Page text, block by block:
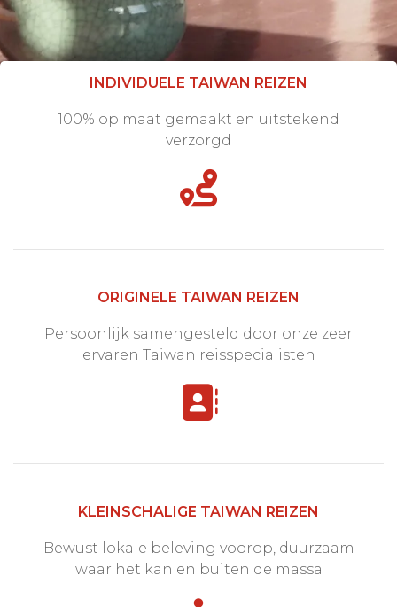
INDIVIDUELE TAIWAN REIZEN
100% op maat gemaakt en uitstekend
verzorgd
ORIGINELE TAIWAN REIZEN
Persoonlijk samengesteld door onze zeer
ervaren Taiwan reisspecialisten
KLEINSCHALIGE TAIWAN REIZEN
Bewust lokale beleving voorop, duurzaam
waar het kan en buiten de massa